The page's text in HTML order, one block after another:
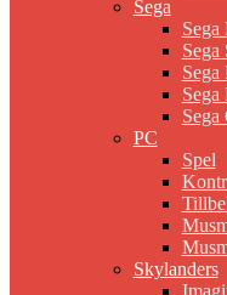
Sega
Sega
Sega
Sega
Sega
PC
Spel
Skylanders